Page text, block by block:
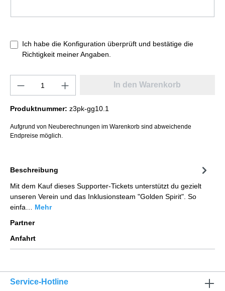
Ich habe die Konfiguration überprüft und bestätige die
Richtigkeit meiner Angaben.
In den Warenkorb
Produktnummer: z3pk-gg10.1
Aufgrund von Neuberechnungen im Warenkorb sind abweichende
Endpreise möglich.
Beschreibung
Mit dem Kauf dieses Supporter-Tickets unterstützt du gezielt
unseren Verein und das Inklusionsteam "Golden Spirit". So
einfa… Mehr
Partner
Anfahrt
Service-Hotline